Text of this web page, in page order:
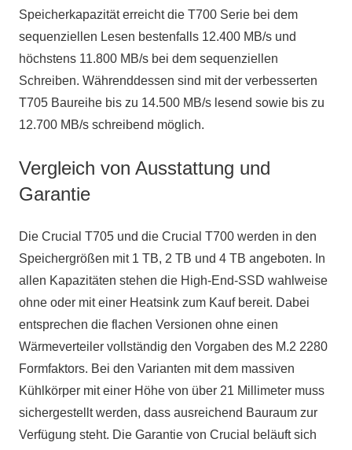
Speicherkapazität erreicht die T700 Serie bei dem
sequenziellen Lesen bestenfalls 12.400 MB/s und
höchstens 11.800 MB/s bei dem sequenziellen
Schreiben. Währenddessen sind mit der verbesserten
T705 Baureihe bis zu 14.500 MB/s lesend sowie bis zu
12.700 MB/s schreibend möglich.
Vergleich von Ausstattung und
Garantie
Die Crucial T705 und die Crucial T700 werden in den
Speichergrößen mit 1 TB, 2 TB und 4 TB angeboten. In
allen Kapazitäten stehen die High-End-SSD wahlweise
ohne oder mit einer Heatsink zum Kauf bereit. Dabei
entsprechen die flachen Versionen ohne einen
Wärmeverteiler vollständig den Vorgaben des M.2 2280
Formfaktors. Bei den Varianten mit dem massiven
Kühlkörper mit einer Höhe von über 21 Millimeter muss
sichergestellt werden, dass ausreichend Bauraum zur
Verfügung steht. Die Garantie von Crucial beläuft sich